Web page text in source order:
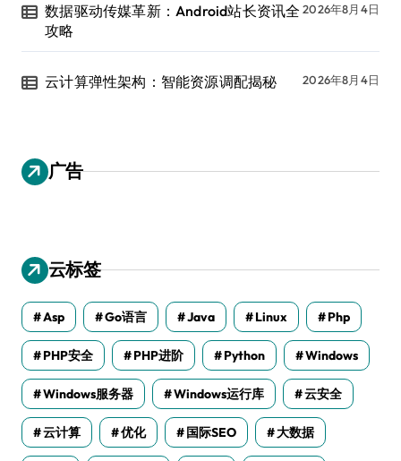
数据驱动传媒革新：Android站长资讯全
攻略
2026年8月4日
云计算弹性架构：智能资源调配揭秘 2026年8月4日
广告
云标签
Asp Go语言 Java Linux Php
PHP安全 PHP进阶 Python Windows
Windows服务器 Windows运行库 云安全
云计算 优化 国际SEO 大数据